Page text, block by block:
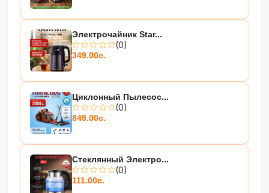
Электрочайник Star...
(0)
349.00с.
Циклонный Пылесос...
(0)
849.00с.
Стеклянный Электро...
(0)
111.00с.